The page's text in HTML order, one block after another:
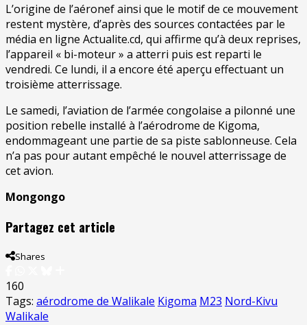
L’origine de l’aéronef ainsi que le motif de ce mouvement
restent mystère, d’après des sources contactées par le
média en ligne Actualite.cd, qui affirme qu’à deux reprises,
l’appareil « bi-moteur » a atterri puis est reparti le
vendredi. Ce lundi, il a encore été aperçu effectuant un
troisième atterrissage.
Le samedi, l’aviation de l’armée congolaise a pilonné une
position rebelle installé à l’aérodrome de Kigoma,
endommageant une partie de sa piste sablonneuse. Cela
n’a pas pour autant empêché le nouvel atterrissage de
cet avion.
Mongongo
Partagez cet article
Shares
160
Tags: aérodrome de Walikale Kigoma M23 Nord-Kivu
Walikale